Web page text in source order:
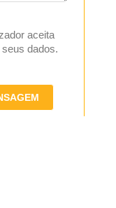
aceita
dados.